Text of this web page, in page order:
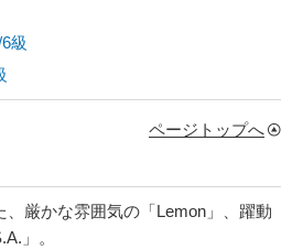
級
ページトップへ
厳かな雰囲気の「Lemon」、躍動
」。